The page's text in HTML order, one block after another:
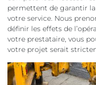
permettent de garantir
votre service. Nous
définir les effets de
votre prestataire, vous
votre projet serait